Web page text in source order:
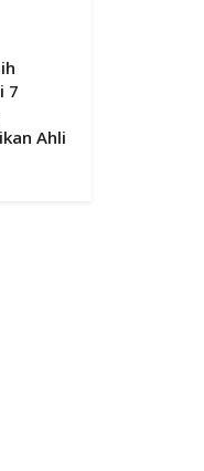
7
Ahli